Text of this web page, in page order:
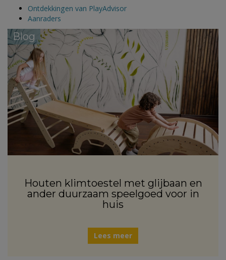
Ontdekkingen van PlayAdvisor
Aanraders
Blog
Houten klimtoestel met glijbaan en
ander duurzaam speelgoed voor in
huis
Lees meer